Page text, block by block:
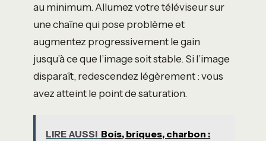
au minimum. Allumez votre téléviseur sur
une chaîne qui pose problème et
augmentez progressivement le gain
jusqu’à ce que l’image soit stable. Si l’image
disparaît, redescendez légèrement : vous
avez atteint le point de saturation.
LIRE AUSSI Bois, briques, charbon :